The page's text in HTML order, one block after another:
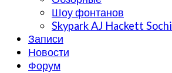
Шоу фонтанов
Skypark AJ Hackett Sochi
Записи
Новости
Форум